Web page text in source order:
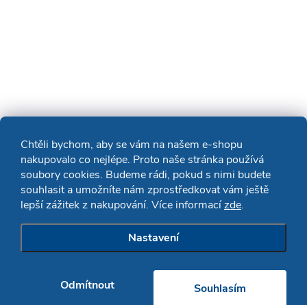
Chtěli bychom, aby se vám na našem e-shopu
nakupovalo co nejlépe. Proto naše stránka používá
soubory cookies. Budeme rádi, pokud s nimi budete
souhlasit a umožníte nám zprostředkovat vám ještě
lepší zážitek z nakupování. Více informacízde.
Nastavení
Odmítnout Souhlasím